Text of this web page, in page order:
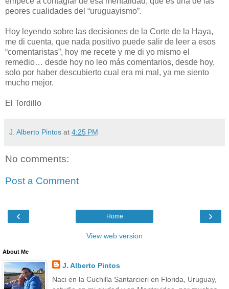
peores cualidades del “uruguayismo”.
Hoy leyendo sobre las decisiones de la Corte de la Haya,
me di cuenta, que nada positivo puede salir de leer a esos
“comentaristas”, hoy me recete y me di yo mismo el
remedio… desde hoy no leo más comentarios, desde hoy,
solo por haber descubierto cual era mi mal, ya me siento
mucho mejor.
El Tordillo
J. Alberto Pintos at 4:25 PM
No comments:
Post a Comment
‹ ›
Home
View web version
About Me
J. Alberto Pintos
Naci en la Cuchilla Santarcieri en Florida, Uruguay,